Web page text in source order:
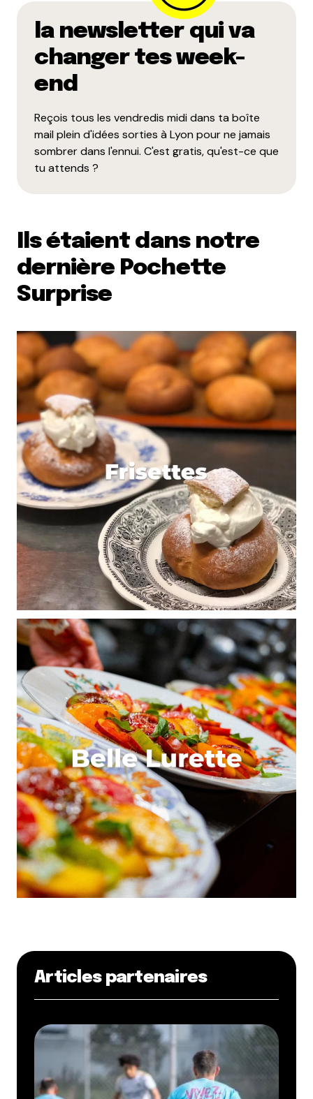
la newsletter qui va
changer tes week-
end
Reçois tous les vendredis midi dans ta boîte
mail plein d'idées sorties à Lyon pour ne jamais
sombrer dans l'ennui. C'est gratis, qu'est-ce que
tu attends ?
Ils étaient dans notre
dernière Pochette
Surprise
Articles partenaires